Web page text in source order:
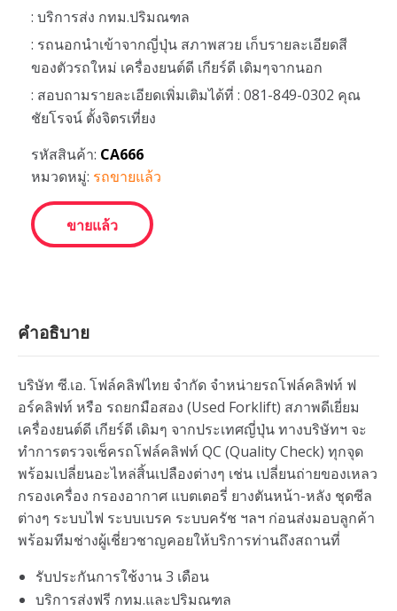
: บริการส่ง กทม.ปริมณฑล
: รถนอกนำเข้าจากญี่ปุ่น สภาพสวย เก็บรายละเอียดสี
ของตัวรถใหม่ เครื่องยนต์ดี เกียร์ดี เดิมๆจากนอก
: สอบถามรายละเอียดเพิ่มเติมได้ที่ : 081-849-0302 คุณ
ชัยโรจน์ ตั้งจิตรเที่ยง
รหัสสินค้า: CA666
หมวดหมู่: รถขายแล้ว
ขายแล้ว
คำอธิบาย
บริษัท ซี.เอ. โฟล์คลิฟไทย จำกัด จำหน่ายรถโฟล์คลิฟท์ ฟ
อร์คลิฟท์ หรือ รถยกมือสอง (Used Forklift) สภาพดีเยี่ยม
เครื่องยนต์ดี เกียร์ดี เดิมๆ จากประเทศญี่ปุ่น ทางบริษัทฯ จะ
ทำการตรวจเช็ครถโฟล์คลิฟท์ QC (Quality Check) ทุกจุด
พร้อมเปลี่ยนอะไหล่สิ้นเปลืองต่างๆ เช่น เปลี่ยนถ่ายของเหลว
กรองเครื่อง กรองอากาศ แบตเตอรี่ ยางตันหน้า-หลัง ชุดซีล
ต่างๆ ระบบไฟ ระบบเบรค ระบบครัช ฯลฯ ก่อนส่งมอบลูกค้า
พร้อมทีมช่างผู้เชี่ยวชาญคอยให้บริการท่านถึงสถานที่
รับประกันการใช้งาน 3 เดือน
บริการส่งฟรี กทม.และปริมณฑล